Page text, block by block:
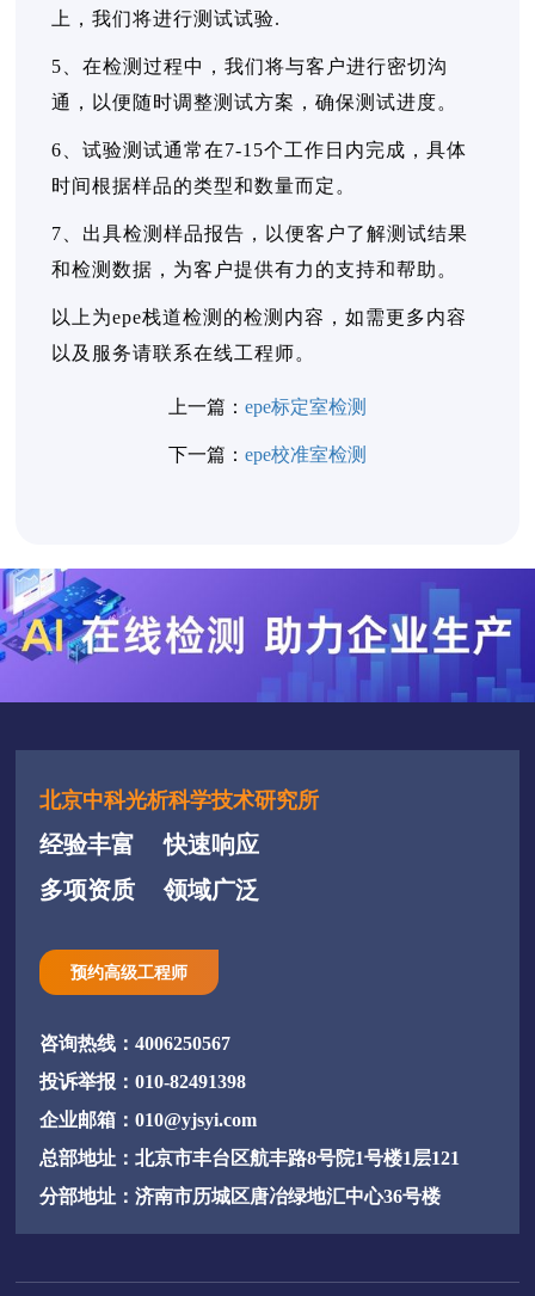
上，我们将进行测试试验.
5、在检测过程中，我们将与客户进行密切沟
通，以便随时调整测试方案，确保测试进度。
6、试验测试通常在7-15个工作日内完成，具体
时间根据样品的类型和数量而定。
7、出具检测样品报告，以便客户了解测试结果
和检测数据，为客户提供有力的支持和帮助。
以上为epe栈道检测的检测内容，如需更多内容
以及服务请联系在线工程师。
上一篇： epe标定室检测
下一篇： epe校准室检测
北京中科光析科学技术研究所
经验丰富
快速响应
多项资质
领域广泛
预约高级工程师
咨询热线：4006250567
投诉举报：010-82491398
企业邮箱：010@yjsyi.com
总部地址：北京市丰台区航丰路8号院1号楼1层121
分部地址：济南市历城区唐冶绿地汇中心36号楼